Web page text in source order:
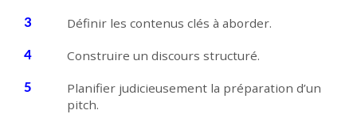
Définir les contenus clés à aborder.
Construire un discours structuré.
Planifier judicieusement la préparation d’un
pitch.